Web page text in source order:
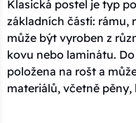
Klasická postel je typ
základních částí: rámu,
může být vyroben z
kovu nebo laminátu.
položena na rošt a
materiálů, včetně